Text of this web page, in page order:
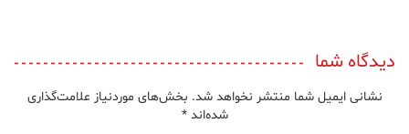
دیدگاه شما
نشانی ایمیل شما منتشر نخواهد شد. بخش‌های موردنیاز علامت‌گذاری
شده‌اند*